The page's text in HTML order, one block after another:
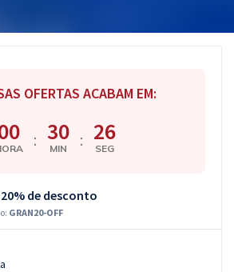
OFERTAS ACABAM EM:
: 30
MIN : 25
SEG
de desconto
GRAN20-OFF